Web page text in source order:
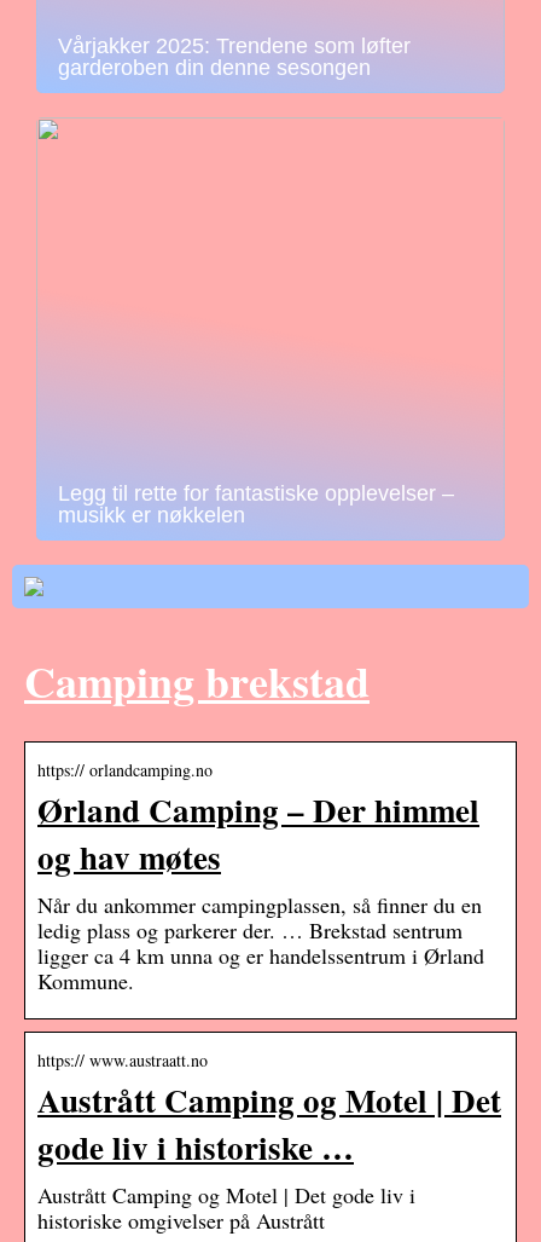
Vårjakker 2025: Trendene som løfter
garderoben din denne sesongen
Legg til rette for fantastiske opplevelser –
musikk er nøkkelen
Camping brekstad
https:// orlandcamping.no
Ørland Camping – Der himmel
og hav møtes
Når du ankommer campingplassen, så finner du en
ledig plass og parkerer der. … Brekstad sentrum
ligger ca 4 km unna og er handelssentrum i Ørland
Kommune.
https:// www.austraatt.no
Austrått Camping og Motel | Det
gode liv i historiske …
Austrått Camping og Motel | Det gode liv i
historiske omgivelser på Austrått